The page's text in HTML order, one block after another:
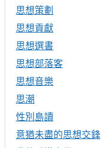
思想策劃
思想貢獻
思想選書
思想部落客
思想音樂
思潮
性別島讀
意猶未盡的思想交鋒